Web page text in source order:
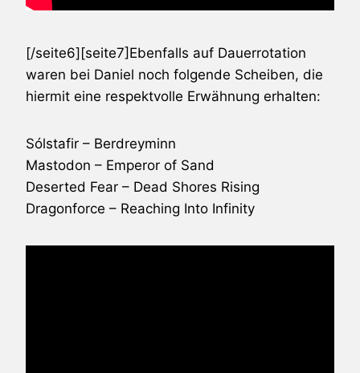
[/seite6][seite7]Ebenfalls auf Dauerrotation
waren bei Daniel noch folgende Scheiben, die
hiermit eine respektvolle Erwähnung erhalten:
Sólstafir – Berdreyminn
Mastodon – Emperor of Sand
Deserted Fear – Dead Shores Rising
Dragonforce – Reaching Into Infinity